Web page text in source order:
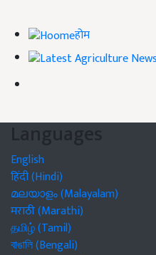
होम
Languages
English
हिंदी (Hindi)
മലയാളം (Malayalam)
मराठी (Marathi)
தமிழ் (Tamil)
বাঙালি (Bengali)